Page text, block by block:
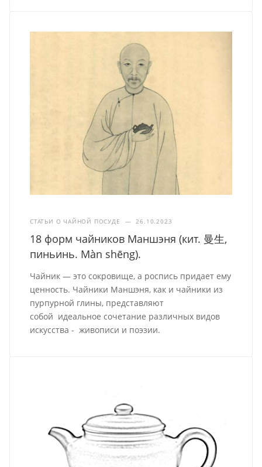
СТАТЬИ О ЧАЙНОЙ ПОСУДЕ — 26.10.2023
18 форм чайников Маншэня (кит. 曼生,
пиньинь. Màn shēng).
Чайник — это сокровище, а роспись придает ему
ценность. Чайники Маншэня, как и чайники из
пурпурной глины, представляют
собой идеальное сочетание различных видов
искусства - живописи и поэзии.